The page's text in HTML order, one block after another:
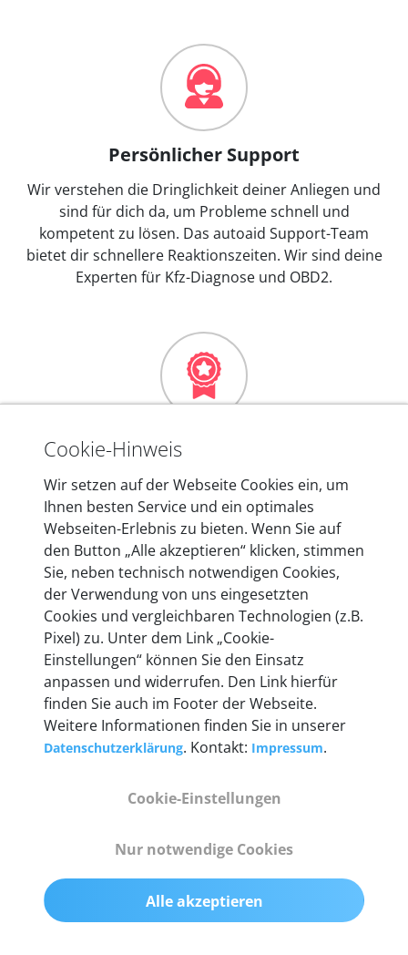
Persönlicher Support
Wir verstehen die Dringlichkeit deiner Anliegen und
sind für dich da, um Probleme schnell und
kompetent zu lösen. Das autoaid Support-Team
bietet dir schnellere Reaktionszeiten. Wir sind deine
Experten für Kfz-Diagnose und OBD2.
Mehr als 10 Jahre Erfahrung
In den Kfz-Diagnosegeräten von autoaid stecken
mehr als 10 Jahre Erfahrung, und auch in Zukunft
entwickeln wir unsere Produkte am Standort in
Berlin laufend weiter. Auf diese Qualität vertrauen
heute mehr als 60.000 Privatkunden und
Unternehmen.
Technische Details &
Lieferumfang
Abmessungen
Gewicht
200 g
Cookie-Hinweis
Wir setzen auf der Webseite Cookies ein, um
Ihnen besten Service und ein optimales
Webseiten-Erlebnis zu bieten. Wenn Sie auf
den Button „Alle akzeptieren“ klicken, stimmen
Sie, neben technisch notwendigen Cookies,
der Verwendung von uns eingesetzten
Cookies und vergleichbaren Technologien (z.B.
Pixel) zu. Unter dem Link „Cookie-
Einstellungen“ können Sie den Einsatz
anpassen und widerrufen. Den Link hierfür
finden Sie auch im Footer der Webseite.
Weitere Informationen finden Sie in unserer
Datenschutzerklärung. Kontakt: Impressum.
Cookie-Einstellungen
Nur notwendige Cookies
Alle akzeptieren